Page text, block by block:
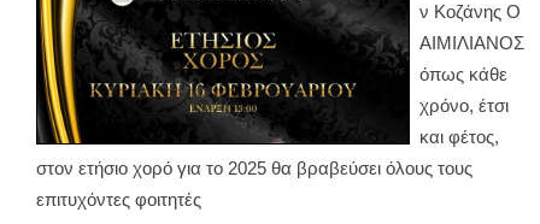
ν Κοζάνης Ο
ΑΙΜΙΛΙΑΝΟΣ
όπως κάθε
χρόνο, έτσι
και φέτος,
στον ετήσιο χορό για το 2025 θα βραβεύσει όλους τους
επιτυχόντες φοιτητές